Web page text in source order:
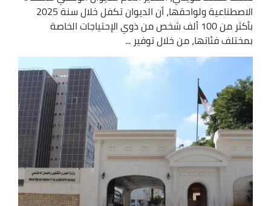
الاصطناعية ولواحقها، أن الديوان تكفل خلال سنة 2025
بأكثر من 100 ألف شخص من ذوي الإحتياجات الخاصة
بمختلف فئاتها، من خلال توفير ...